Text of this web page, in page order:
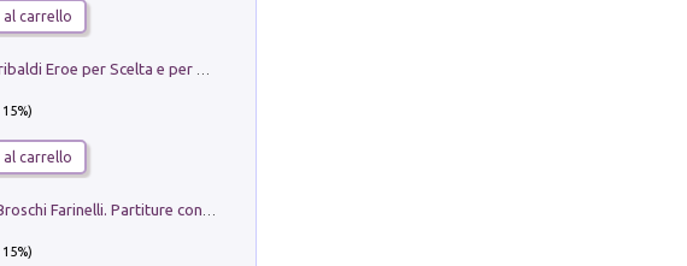
al carrello
15%)
al carrello
15%)